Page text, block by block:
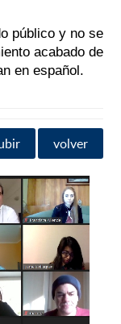
público y no se
acabado de
en español.
volver